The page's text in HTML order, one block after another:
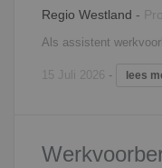
Regio Westland -
15 Juli 2026 - lees